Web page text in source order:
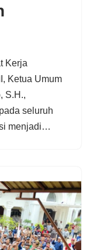
Kerja
Ketua Umum
S.H.,
seluruh
menjadi…